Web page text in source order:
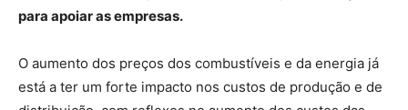
para apoiar as empresas.
O aumento dos preços dos combustíveis e da energia já
está a ter um forte impacto nos custos de produção e de